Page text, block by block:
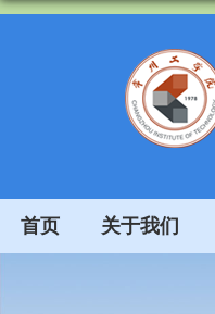
首页 关于我们